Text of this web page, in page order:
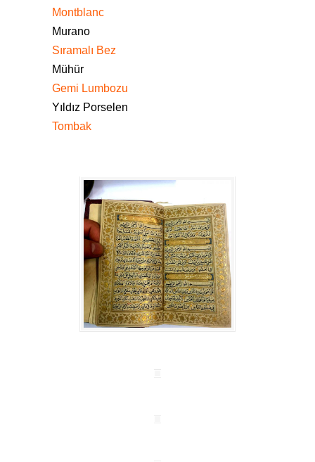
Montblanc
Murano
Sıramalı Bez
Mühür
Gemi Lumbozu
Yıldız Porselen
Tombak